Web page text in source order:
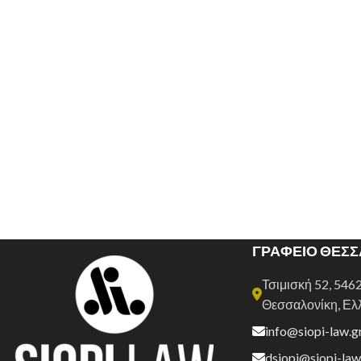
ΓΡΑΦΕΙΟ
Τσιμισκή 52,
Θεσσαλονίκη,
info@siopi-
dsiopi@siopi-